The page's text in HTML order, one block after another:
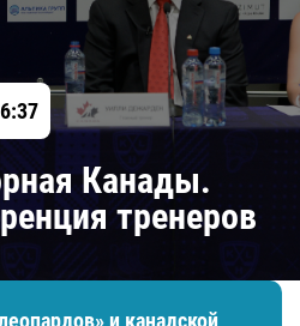
Канады.
тренеров
и канадской